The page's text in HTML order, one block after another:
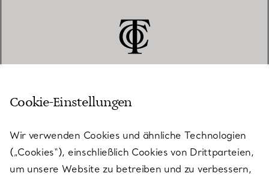
KUNDENSERVICE
SERVICES
Cookie-Einstellungen
Wir verwenden Cookies und ähnliche Technologien
(„Cookies“), einschließlich Cookies von Drittparteien,
um unsere Website zu betreiben und zu verbessern,